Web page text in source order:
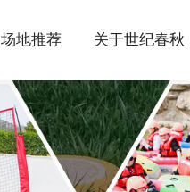
场地推荐 关于世纪春秋